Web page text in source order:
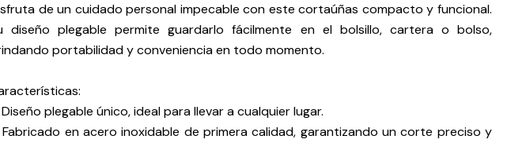
de un cuidado personal impecable con este cortaúñas compacto y funcional.
diseño plegable permite guardarlo fácilmente en el bolsillo, cartera o bolso,
portabilidad y conveniencia en todo momento.
plegable único, ideal para llevar a cualquier lugar.
en acero inoxidable de primera calidad, garantizando un corte preciso y